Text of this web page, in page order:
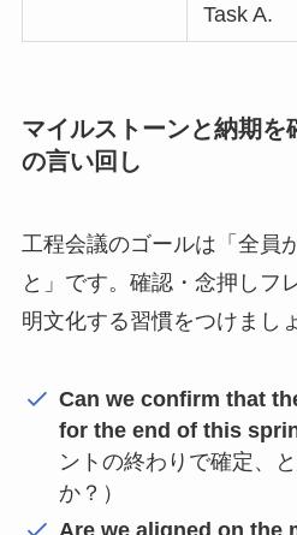
Task A.
マイルストーンと納期を
の言い回し
工程会議のゴールは「全員
と」です。確認・念押しフ
明文化する習慣をつけまし
Can we confirm that
for the end of this
ントの終わりで確定、
か？）
Are we aligned on the